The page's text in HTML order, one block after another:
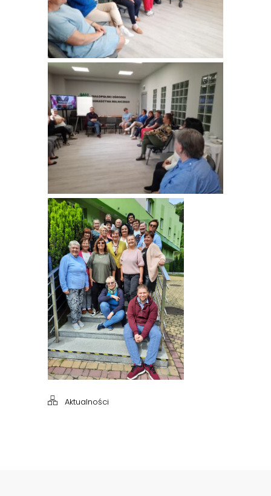
Aktualności